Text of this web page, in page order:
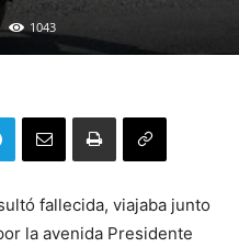
1043
fallecida, viajaba junto
la avenida Presidente